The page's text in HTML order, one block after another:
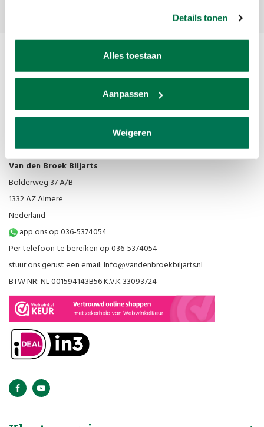
Details tonen
Alles toestaan
Aanpassen
Weigeren
Van den Broek Biljarts staat voor kwaliteit, vakmanschap en service.
Van den Broek Biljarts
Bolderweg 37 A/B
1332 AZ Almere
Nederland
app ons op 036-5374054
Per telefoon te bereiken op 036-5374054
stuur ons gerust een email:Info@vandenbroekbiljarts.nl
BTW NR: NL 001594143B56 K.V.K 33093724